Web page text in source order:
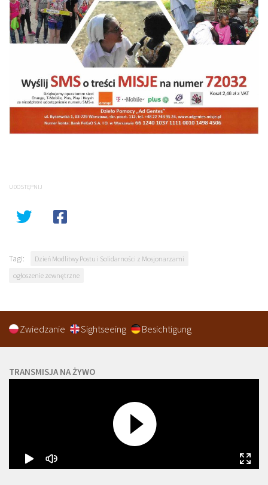
UDOSTĘPNIJ
Tagi:
Dzień Modlitwy Postu i Solidarności z Mosjonarzami
ogłoszenie zewnętrzne
Zwiedzanie Sightseeing Besichtigung
TRANSMISJA NA ŻYWO